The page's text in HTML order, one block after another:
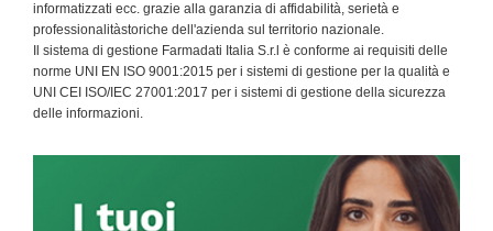
informatizzati ecc. grazie alla garanzia di affidabilità, serietà e
professionalitàstoriche dell'azienda sul territorio nazionale.
Il sistema di gestione Farmadati Italia S.r.l è conforme ai requisiti delle
norme UNI EN ISO 9001:2015 per i sistemi di gestione per la qualità e
UNI CEI ISO/IEC 27001:2017 per i sistemi di gestione della sicurezza
delle informazioni.
Sidebar